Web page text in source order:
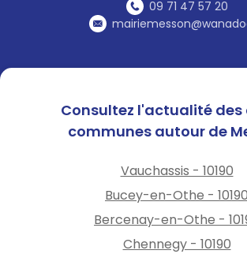
09 71 47 57 20
Consultez l'actualité des
communes autour de
Vauchassis - 10190
Bucey-en-Othe - 10190
Bercenay-en-Othe -
Chennegy - 10190